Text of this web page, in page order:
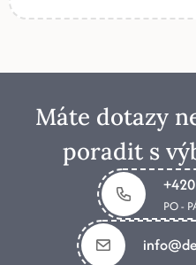
Máte dotazy
poradit s
PO -